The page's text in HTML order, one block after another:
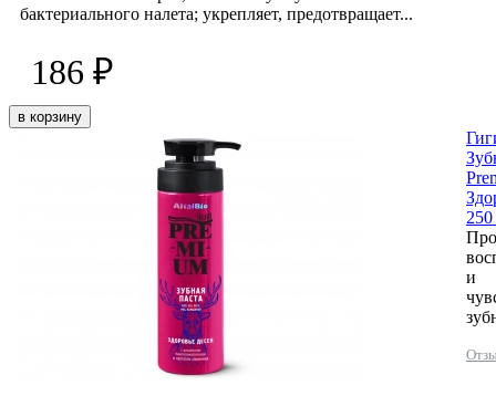
бактериального налета; укрепляет, предотвращает...
186 ₽
в корзину
и